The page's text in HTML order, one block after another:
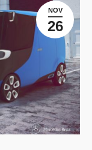
NOV
26